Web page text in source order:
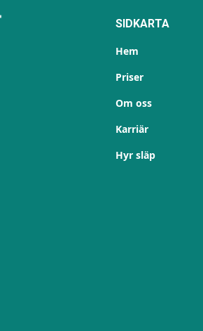
SIDKARTA
Hem
Priser
Om oss
Karriär
Hyr släp